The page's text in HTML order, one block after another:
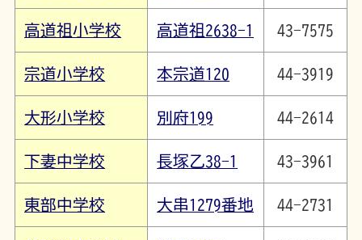
高道祖小学校 高道祖2638-1 43-7575
宗道小学校 本宗道120 44-3919
大形小学校 別府199 44-2614
下妻中学校 長塚乙38-1 43-3961
東部中学校 大串1279番地 44-2731